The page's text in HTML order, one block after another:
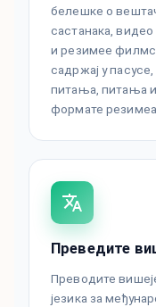
белешке о
састанака,
и резимее
садржај у
питања, питања
формате резимеа
Преведите
Преводите
језика за